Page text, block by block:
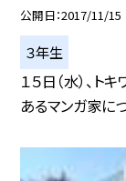
公開日 2017/11/15
３年生
１５日（水）、
あるマンガ家に